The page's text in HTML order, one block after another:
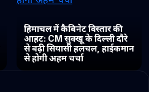
हिमाचल में कैबिनेट विस्तार की
आहट: CM सुक्खू के दिल्ली दौरे
से बढ़ी सियासी हलचल, हाईकमान
से होगी अहम चर्चा